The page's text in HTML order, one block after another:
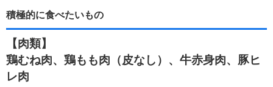
積極的に食べたいもの
【肉類】
鶏むね肉、鶏もも肉（皮なし）、牛赤身肉、豚ヒ
レ肉